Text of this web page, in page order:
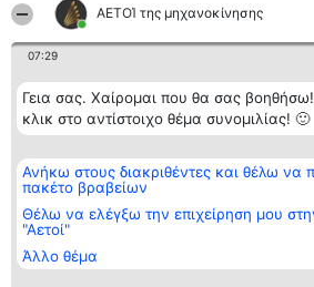
ΑΕΤΟΊ της μηχανοκίνησης
07:29
Γεια σας. Χαίρομαι που θα σας
κλικ στο αντίστοιχο θέμα συνομιλίας! 🙂
Ανήκω στους διακριθέντες και θέλω
πακέτο βραβείων
Θέλω να ελέγξω την επιχείρηση μου
"Αετοί"
Άλλο θέμα
περιοχές
Διοργανωτής της
κατάταξης
BEAUTIFUL COMPANY
ΤΗΛ. ΕΠΙΚΟΙΝΩΝΙΑΣ:
2104128019
email:
aetoi@beautifulcompany.co
Κατάταξη
Διακριθέντες
Λίστα όλων
διακριθέντων
Μεθοδολογία
προϋποθέσεις
ΠΟΛΙΤΙΚΗ